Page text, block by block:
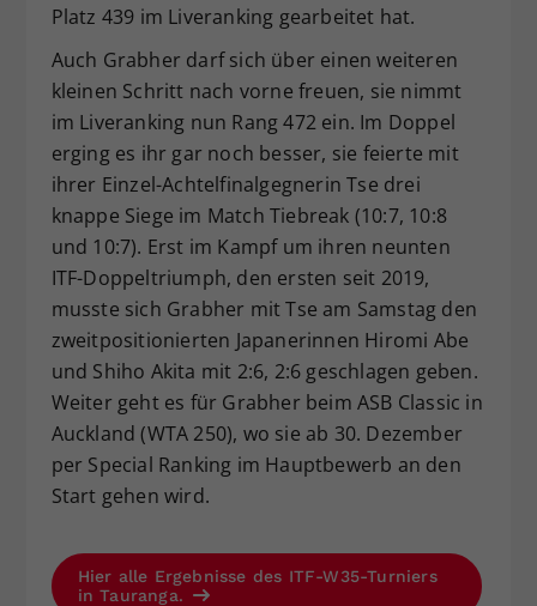
Platz 439 im Liveranking gearbeitet hat.
Auch Grabher darf sich über einen weiteren
kleinen Schritt nach vorne freuen, sie nimmt
im Liveranking nun Rang 472 ein. Im Doppel
erging es ihr gar noch besser, sie feierte mit
ihrer Einzel-Achtelfinalgegnerin Tse drei
knappe Siege im Match Tiebreak (10:7, 10:8
und 10:7). Erst im Kampf um ihren neunten
ITF-Doppeltriumph, den ersten seit 2019,
musste sich Grabher mit Tse am Samstag den
zweitpositionierten Japanerinnen Hiromi Abe
und Shiho Akita mit 2:6, 2:6 geschlagen geben.
Weiter geht es für Grabher beim ASB Classic in
Auckland (WTA 250), wo sie ab 30. Dezember
per Special Ranking im Hauptbewerb an den
Start gehen wird.
Hier alle Ergebnisse des ITF-W35-Turniers
in Tauranga.